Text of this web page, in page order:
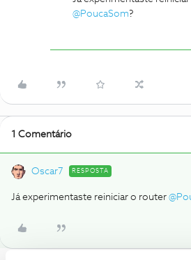
@PoucaSom?
1 Comentário
Oscar7 RESPOSTA
Já experimentaste reiniciar o router